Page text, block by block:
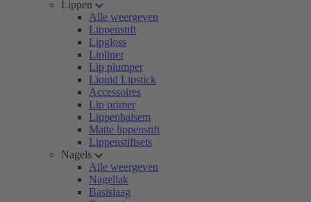
Lippen
Alle weergeven
Lippenstift
Lipgloss
Lipliner
Lip plumper
Liquid Lipstick
Accessoires
Lip primer
Lippenbalsem
Matte lippenstift
Lippenstiftsets
Nagels
Alle weergeven
Nagellak
Basislaag